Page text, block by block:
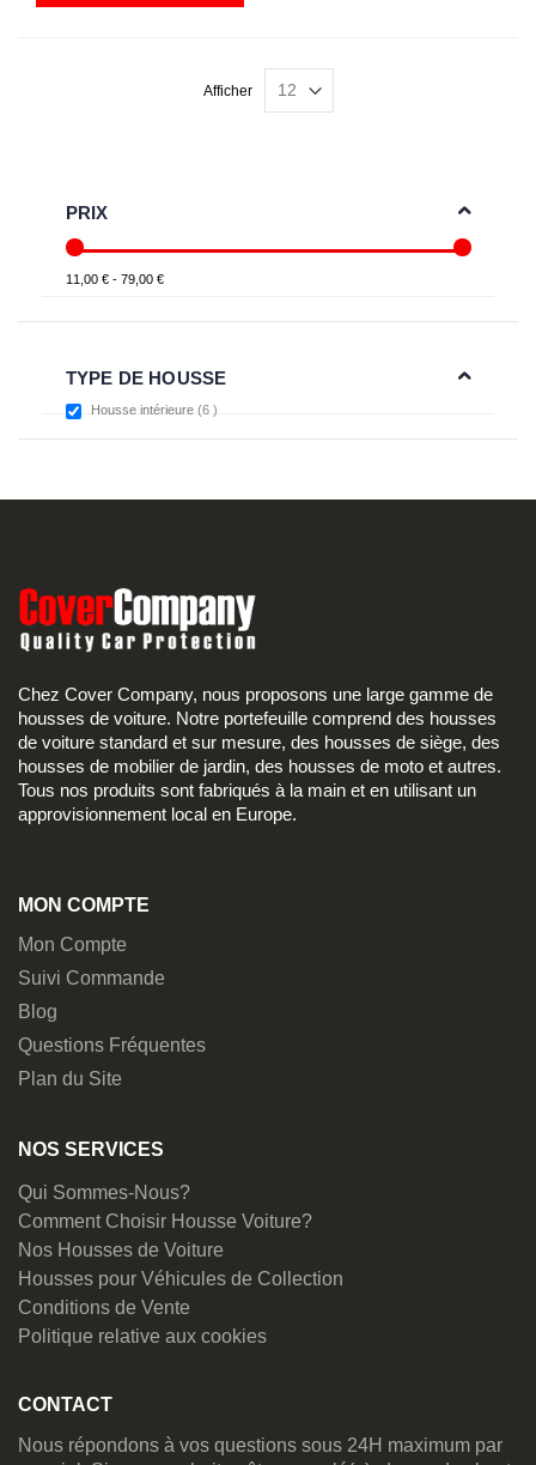
Afficher
PRIX
11,00 € - 79,00 €
TYPE DE HOUSSE
Housse intérieure 6 items
Chez Cover Company, nous proposons une large gamme de
housses de voiture. Notre portefeuille comprend des housses
de voiture standard et sur mesure, des housses de siège, des
housses de mobilier de jardin, des housses de moto et autres.
Tous nos produits sont fabriqués à la main et en utilisant un
approvisionnement local en Europe.
MON COMPTE
Mon Compte
Suivi Commande
Blog
Questions Fréquentes
Plan du Site
NOS SERVICES
Qui Sommes-Nous?
Comment Choisir Housse Voiture?
Nos Housses de Voiture
Housses pour Véhicules de Collection
Conditions de Vente
Politique relative aux cookies
CONTACT
Nous répondons à vos questions sous 24H maximum par